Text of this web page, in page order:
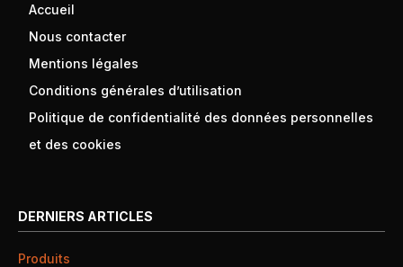
Accueil
Nous contacter
Mentions légales
Conditions générales d’utilisation
Politique de confidentialité des données personnelles
et des cookies
DERNIERS ARTICLES
Produits